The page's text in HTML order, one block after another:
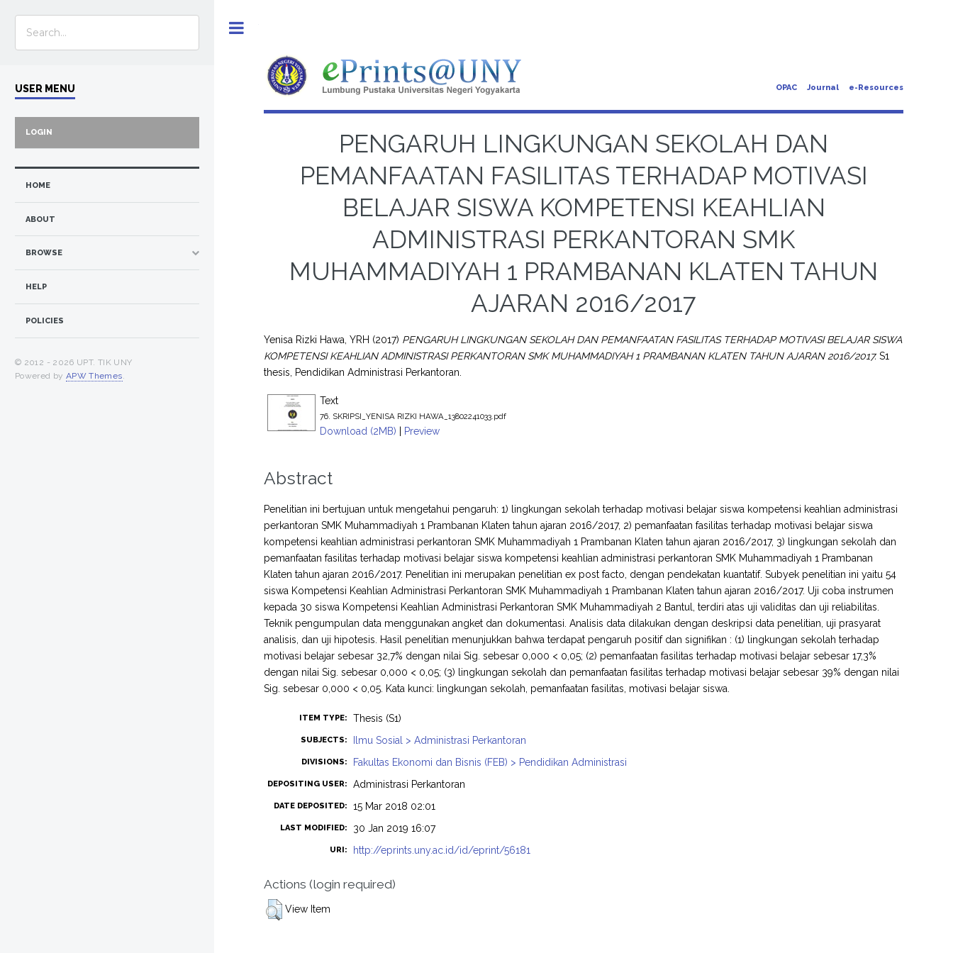
OPAC Journal e-Resources
PENGARUH LINGKUNGAN SEKOLAH DAN
PEMANFAATAN FASILITAS TERHADAP MOTIVASI
BELAJAR SISWA KOMPETENSI KEAHLIAN
ADMINISTRASI PERKANTORAN SMK
MUHAMMADIYAH 1 PRAMBANAN KLATEN TAHUN
AJARAN 2016/2017
Yenisa Rizki Hawa, YRH (2017) PENGARUH LINGKUNGAN SEKOLAH DAN PEMANFAATAN FASILITAS TERHADAP MOTIVASI BELAJAR SISWA
KOMPETENSI KEAHLIAN ADMINISTRASI PERKANTORAN SMK MUHAMMADIYAH 1 PRAMBANAN KLATEN TAHUN AJARAN 2016/2017. S1
thesis, Pendidikan Administrasi Perkantoran.
Text
76. SKRIPSI_YENISA RIZKI HAWA_13802241033.pdf
Download (2MB) | Preview
Abstract
Penelitian ini bertujuan untuk mengetahui pengaruh: 1) lingkungan sekolah terhadap motivasi belajar siswa kompetensi keahlian administrasi
perkantoran SMK Muhammadiyah 1 Prambanan Klaten tahun ajaran 2016/2017, 2) pemanfaatan fasilitas terhadap motivasi belajar siswa
kompetensi keahlian administrasi perkantoran SMK Muhammadiyah 1 Prambanan Klaten tahun ajaran 2016/2017, 3) lingkungan sekolah dan
pemanfaatan fasilitas terhadap motivasi belajar siswa kompetensi keahlian administrasi perkantoran SMK Muhammadiyah 1 Prambanan
Klaten tahun ajaran 2016/2017. Penelitian ini merupakan penelitian ex post facto, dengan pendekatan kuantatif. Subyek penelitian ini yaitu 54
siswa Kompetensi Keahlian Administrasi Perkantoran SMK Muhammadiyah 1 Prambanan Klaten tahun ajaran 2016/2017. Uji coba instrumen
kepada 30 siswa Kompetensi Keahlian Administrasi Perkantoran SMK Muhammadiyah 2 Bantul, terdiri atas uji validitas dan uji reliabilitas.
Teknik pengumpulan data menggunakan angket dan dokumentasi. Analisis data dilakukan dengan deskripsi data penelitian, uji prasyarat
analisis, dan uji hipotesis. Hasil penelitian menunjukkan bahwa terdapat pengaruh positif dan signifikan : (1) lingkungan sekolah terhadap
motivasi belajar sebesar 32,7% dengan nilai Sig. sebesar 0,000 < 0,05; (2) pemanfaatan fasilitas terhadap motivasi belajar sebesar 17,3%
dengan nilai Sig. sebesar 0,000 < 0,05; (3) lingkungan sekolah dan pemanfaatan fasilitas terhadap motivasi belajar sebesar 39% dengan nilai
Sig. sebesar 0,000 < 0,05. Kata kunci: lingkungan sekolah, pemanfaatan fasilitas, motivasi belajar siswa.
ITEM TYPE: Thesis (S1)
SUBJECTS: Ilmu Sosial > Administrasi Perkantoran
DIVISIONS: Fakultas Ekonomi dan Bisnis (FEB) > Pendidikan Administrasi
DEPOSITING USER: Administrasi Perkantoran
DATE DEPOSITED: 15 Mar 2018 02:01
LAST MODIFIED: 30 Jan 2019 16:07
URI: http://eprints.uny.ac.id/id/eprint/56181
Actions (login required)
View Item
USER MENU
LOGIN
HOME
ABOUT
BROWSE
HELP
POLICIES
© 2012 - 2026 UPT. TIK UNY
Powered by APW Themes